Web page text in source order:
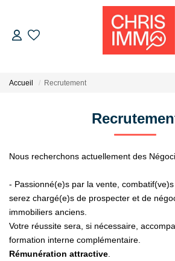
VENDRE
Présentation De
Accueil Recrutement
Nous recherchons actuellement des
- Passionné(e)s par la vente,
serez chargé(e)s de prospecter et de
immobiliers anciens.
Votre réussite sera, si nécessaire,
formation interne complémentaire.
Rémunération attractive